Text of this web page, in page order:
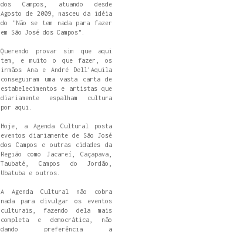
dos Campos, atuando desde
Agosto de 2009, nasceu da idéia
do "Não se tem nada para fazer
em São José dos Campos".
Querendo provar sim que aqui
tem, e muito o que fazer, os
irmãos Ana e André Dell'Aquila
conseguiram uma vasta carta de
estabelecimentos e artistas que
diariamente espalham cultura
por aqui.
Hoje, a Agenda Cultural posta
eventos diariamente de São José
dos Campos e outras cidades da
Região como Jacareí, Caçapava,
Taubaté, Campos do Jordão,
Ubatuba e outros.
A Agenda Cultural não cobra
nada para divulgar os eventos
culturais, fazendo dela mais
completa e democrática, não
dando preferência a